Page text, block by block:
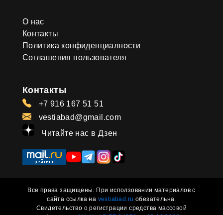
О нас
Контакты
Политика конфиденциалности
Соглашения пользователя
Контакты
+7 916 167 51 51
vestiabad@gmail.com
Читайте нас в Дзен
Все права защищены. При исползовании материалов с
сайта ссылка на vestiabad.ru обезательна.
Свидетельство о регистрации средства массовой